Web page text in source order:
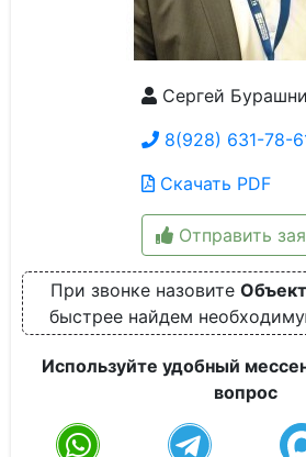
Сергей
8(928) 631-78-
Скачать PDF
Отправить
При звонке назовите
быстрее найдем
Используйте удобный
вопрос